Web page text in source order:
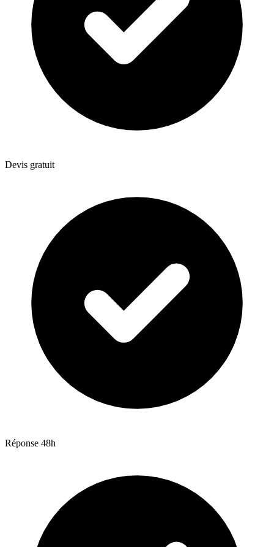
Devis gratuit
Réponse 48h